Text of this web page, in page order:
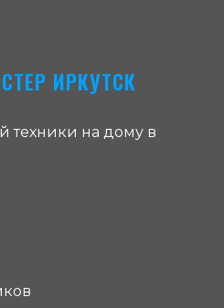
ИРКУТСК
техники на дому в